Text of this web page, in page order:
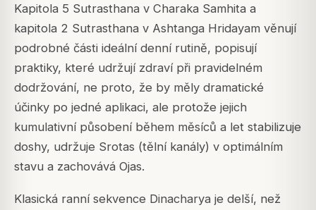
Kapitola 5 Sutrasthana v Charaka Samhita a
kapitola 2 Sutrasthana v Ashtanga Hridayam věnují
podrobné části ideální denní rutině, popisují
praktiky, které udržují zdraví při pravidelném
dodržování, ne proto, že by měly dramatické
účinky po jedné aplikaci, ale protože jejich
kumulativní působení během měsíců a let stabilizuje
doshy, udržuje Srotas (tělní kanály) v optimálním
stavu a zachovává Ojas.
Klasická ranní sekvence Dinacharya je delší, než